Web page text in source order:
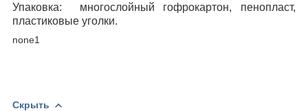
Упаковка: многослойный гофрокартон, пенопласт,
пластиковые уголки.
none1
Скрыть